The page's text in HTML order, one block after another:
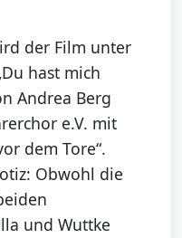
der Film unter
hast mich
Andrea Berg
e.V. mit
dem Tore“.
Obwohl die
und Wuttke